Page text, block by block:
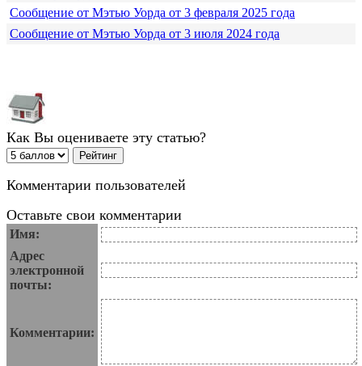
Сообщение от Мэтью Уорда от 3 февраля 2025 года
Сообщение от Мэтью Уорда от 3 июля 2024 года
Как Вы оцениваете эту статью?
Комментарии пользователей
Оставьте свои комментарии
Имя:
Адрес
электронной
почты:
Комментарии: